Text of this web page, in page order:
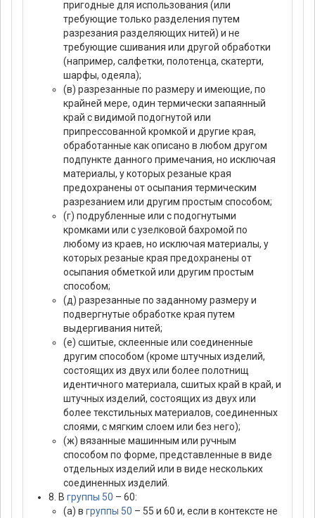
пригодные для использования (или
требующие только разделения путем
разрезания разделяющих нитей) и не
требующие сшивания или другой обработки
(например, салфетки, полотенца, скатерти,
шарфы, одеяла);
(в) разрезанные по размеру и имеющие, по
крайней мере, один термически запаянный
край с видимой подогнутой или
припрессованной кромкой и другие края,
обработанные как описано в любом другом
подпункте данного примечания, но исключая
материалы, у которых резаные края
предохранены от осыпания термическим
разрезанием или другим простым способом;
(г) подрубленные или с подогнутыми
кромками или с узелковой бахромой по
любому из краев, но исключая материалы, у
которых резаные края предохранены от
осыпания обметкой или другим простым
способом;
(д) разрезанные по заданному размеру и
подвергнутые обработке края путем
выдергивания нитей;
(е) сшитые, склеенные или соединенные
другим способом (кроме штучных изделий,
состоящих из двух или более полотнищ
идентичного материала, сшитых край в край, и
штучных изделий, состоящих из двух или
более текстильных материалов, соединенных
слоями, с мягким слоем или без него);
(ж) вязанные машинным или ручным
способом по форме, представленные в виде
отдельных изделий или в виде нескольких
соединенных изделий.
8. В группы 50 – 60:
(а) в группы 50 – 55 и 60 и, если в контексте не